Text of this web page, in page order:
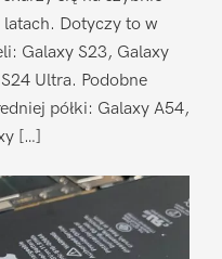
latach. Dotyczy to w
Galaxy S23, Galaxy
Ultra. Podobne
półki: Galaxy A54,
[…]